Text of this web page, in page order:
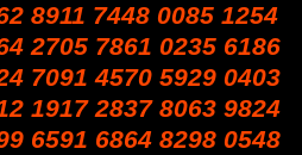
8911 7448 0085 1254
2705 7861 0235 6186
7091 4570 5929 0403
1917 2837 8063 9824
6591 6864 8298 0548